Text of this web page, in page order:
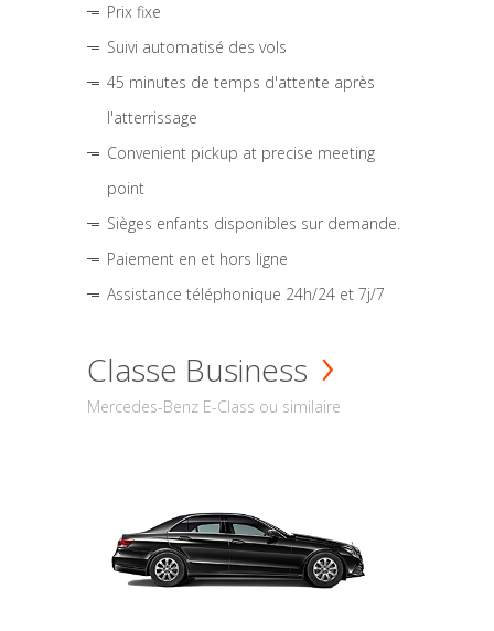
Prix fixe
Suivi automatisé des vols
45 minutes de temps d'attente après
l'atterrissage
Convenient pickup at precise meeting
point
Sièges enfants disponibles sur demande.
Paiement en et hors ligne
Assistance téléphonique 24h/24 et 7j/7
Classe Business
Mercedes-Benz E-Class ou similaire